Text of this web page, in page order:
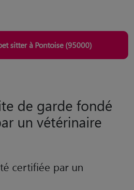
sitter à Pontoise (95000)
de garde fondé
un vétérinaire
certifiée par un